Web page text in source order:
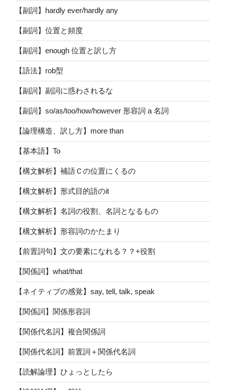
【副詞】hardly ever/hardly any
【副詞】位置と頻度
【副詞】enough 位置と訳し方
【語法】rob型
【副詞】副詞に惑わされるな
【副詞】so/as/too/how/however 形容詞 a 名詞
【論理構造、訳し方】more than
【基本語】To
【構文解析】補語Ｃの位置にくるの
【構文解析】形式目的語のit
【構文解析】名詞の役割、名詞となるもの
【構文解析】形容詞のかたまり
【前置詞句】文の要素になれる？？+役割
【関係詞】what/that
【ネイティブの感覚】say, tell, talk, speak
【関係詞】関係形容詞
【関係代名詞】複合関係詞
【関係代名詞】前置詞＋関係代名詞
【読解論理】ひょっとしたら